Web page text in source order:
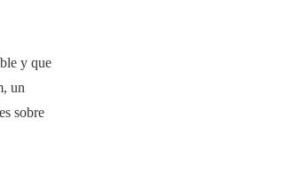
y que
un
sobre